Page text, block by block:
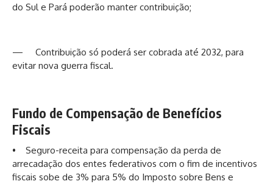
do Sul e Pará poderão manter contribuição;
— Contribuição só poderá ser cobrada até 2032, para
evitar nova guerra fiscal.
Fundo de Compensação de Benefícios
Fiscais
• Seguro-receita para compensação da perda de
arrecadação dos entes federativos com o fim de incentivos
fiscais sobe de 3% para 5% do Imposto sobre Bens e